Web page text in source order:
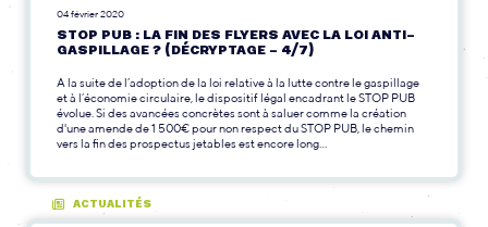
04 février 2020
STOP PUB : LA FIN DES FLYERS AVEC LA LOI ANTI-
GASPILLAGE ? (DÉCRYPTAGE – 4/7)
A la suite de l’adoption de la loi relative à la lutte contre le gaspillage
et à l’économie circulaire, le dispositif légal encadrant le STOP PUB
évolue. Si des avancées concrètes sont à saluer comme la création
d'une amende de 1 500€ pour non respect du STOP PUB, le chemin
vers la fin des prospectus jetables est encore long...
ACTUALITÉS